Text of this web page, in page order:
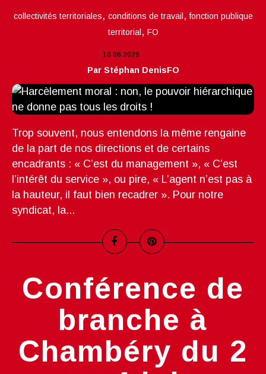
collectivités territoriales, conditions de travail ,fonction publique
territorial , FO
10.06.2026 …
Par Stéphan DenisFO
Trop souvent, nous entendons la même rengaine
de la part de nos directions et de certains
encadrants : « C’est du management », « C’est
l’intérêt du service », ou pire, « L’agent n’est pas à
la hauteur, il faut bien recadrer ». Pour notre
syndicat, la...
Conférence de
branche à
Chambéry du 2